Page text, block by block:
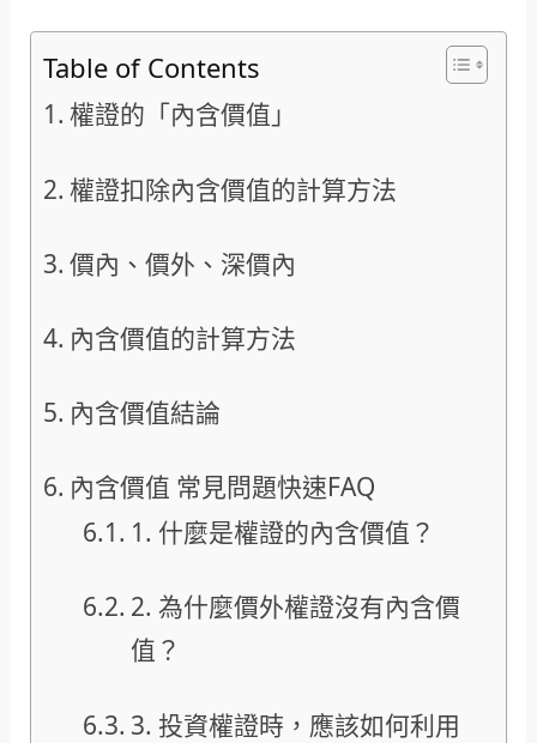
Table of Contents
權證的「內含價值」
權證扣除內含價值的計算方法
價內、價外、深價內
內含價值的計算方法
內含價值結論
內含價值 常見問題快速FAQ
1. 什麼是權證的內含價值？
2. 為什麼價外權證沒有內含價
值？
3. 投資權證時，應該如何利用